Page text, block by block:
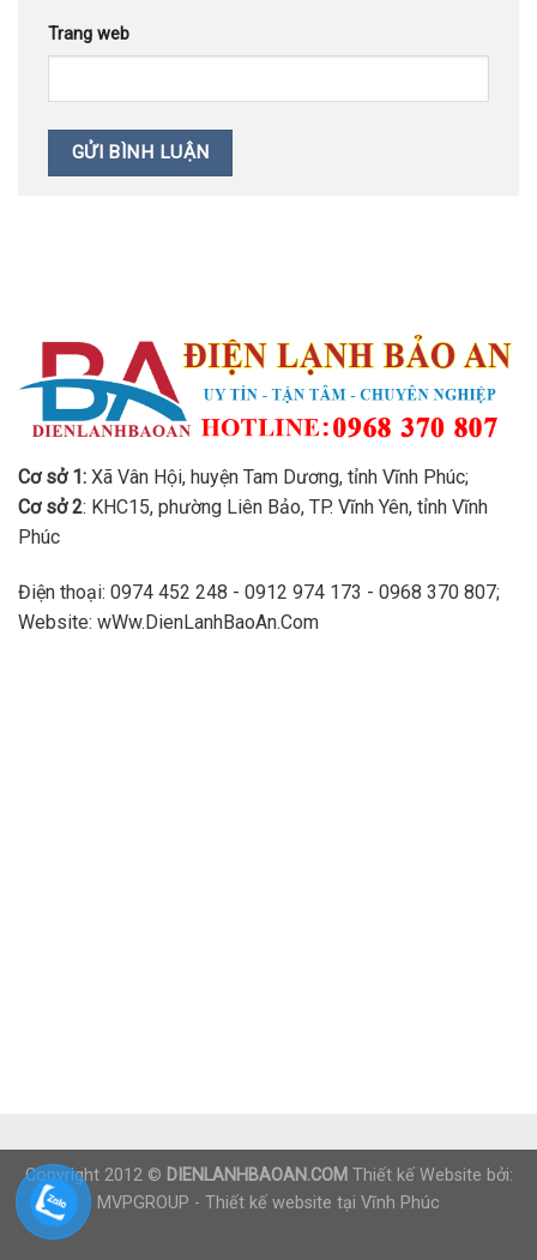
Trang web
Cơ sở 1: Xã Vân Hội, huyện Tam Dương, tỉnh Vĩnh Phúc;
Cơ sở 2: KHC15, phường Liên Bảo, TP. Vĩnh Yên, tỉnh Vĩnh
Phúc
Điện thoại: 0974 452 248 - 0912 974 173 - 0968 370 807;
Website: wWw.DienLanhBaoAn.Com
Copyright 2012 © DIENLANHBAOAN.COM Thiết kế Website bởi:
MVPGROUP - Thiết kế website tại Vĩnh Phúc